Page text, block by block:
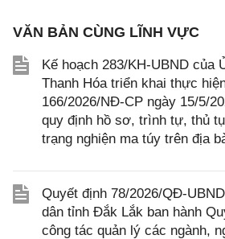
VĂN BẢN CÙNG LĨNH VỰC
Kế hoạch 283/KH-UBND của
Thanh Hóa triển khai thực
166/2026/NĐ-CP ngày 15/5/
quy định hồ sơ, trình tự, thủ
trạng nghiện ma túy trên địa
Quyết định 78/2026/QĐ-
dân tỉnh Đắk Lắk ban hành
công tác quản lý các ngành,